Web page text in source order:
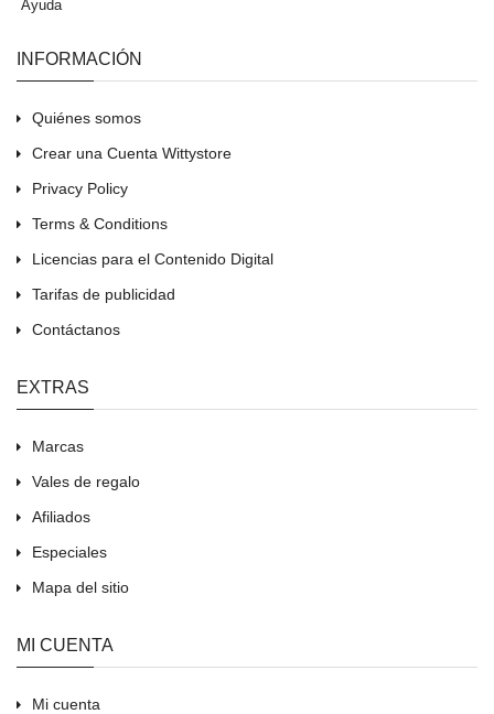
Ayuda
INFORMACIÓN
Quiénes somos
Crear una Cuenta Wittystore
Privacy Policy
Terms & Conditions
Licencias para el Contenido Digital
Tarifas de publicidad
Contáctanos
EXTRAS
Marcas
Vales de regalo
Afiliados
Especiales
Mapa del sitio
MI CUENTA
Mi cuenta